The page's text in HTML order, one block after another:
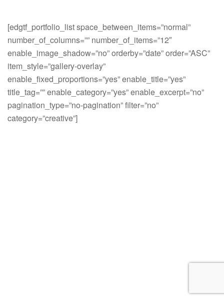
[edgtf_portfolio_list space_between_items=”normal”
number_of_columns=”” number_of_items=”12″
enable_image_shadow=”no” orderby=”date” order=”ASC”
item_style=”gallery-overlay”
enable_fixed_proportions=”yes” enable_title=”yes”
title_tag=”” enable_category=”yes” enable_excerpt=”no”
pagination_type=”no-pagination” filter=”no”
category=”creative”]